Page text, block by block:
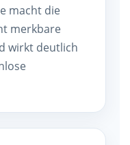
macht die
merkbare
wirkt deutlich